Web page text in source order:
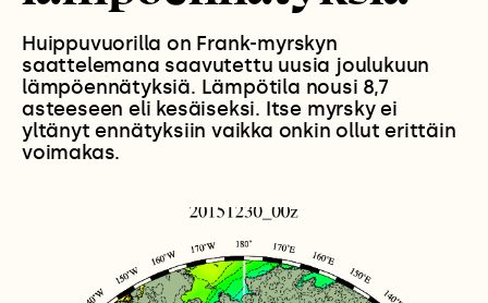
Huippuvuorilla on Frank-myrskyn
saattelemana saavutettu uusia joulukuun
lämpöennätyksiä. Lämpötila nousi 8,7
asteeseen eli kesäiseksi. Itse myrsky ei
yltänyt ennätyksiin vaikka onkin ollut erittäin
voimakas.